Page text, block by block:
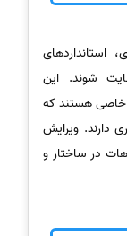
شوند. این
خاصی هستند که
دارند. ویرایش
در ساختار و